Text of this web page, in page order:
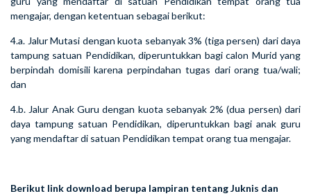
mengajar, dengan ketentuan sebagai berikut:
4.a. Jalur Mutasi dengan kuota sebanyak 3% (tiga persen) dari daya
tampung satuan Pendidikan, diperuntukkan bagi calon Murid yang
berpindah domisili karena perpindahan tugas dari orang tua/wali;
dan
4.b. Jalur Anak Guru dengan kuota sebanyak 2% (dua persen) dari
daya tampung satuan Pendidikan, diperuntukkan bagi anak guru
yang mendaftar di satuan Pendidikan tempat orang tua mengajar.
Berikut link download berupa lampiran tentang Juknis dan